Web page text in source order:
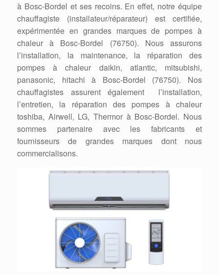
à Bosc-Bordel et ses recoins. En effet, notre équipe
chauffagiste (installateur/réparateur) est certifiée,
expérimentée en grandes marques de pompes à
chaleur à Bosc-Bordel (76750). Nous assurons
l’installation, la maintenance, la réparation des
pompes à chaleur daikin, atlantic, mitsubishi,
panasonic, hitachi à Bosc-Bordel (76750). Nos
chauffagistes assurent également l’installation,
l’entretien, la réparation des pompes à chaleur
toshiba, Airwell, LG, Thermor à Bosc-Bordel. Nous
sommes partenaire avec les fabricants et
fournisseurs de grandes marques dont nous
commercialisons.